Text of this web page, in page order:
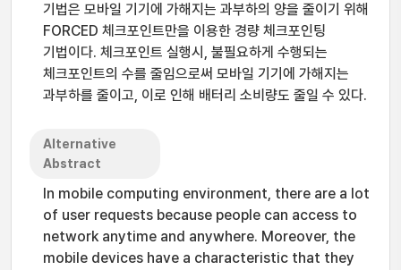
기법은 모바일 기기에 가해지는 과부하의 양을 줄이기 위해
FORCED 체크포인트만을 이용한 경량 체크포인팅
기법이다. 체크포인트 실행시, 불필요하게 수행되는
체크포인트의 수를 줄임으로써 모바일 기기에 가해지는
과부하를 줄이고, 이로 인해 배터리 소비량도 줄일 수 있다.
Alternative
Abstract
In mobile computing environment, there are a lot
of user requests because people can access to
network anytime and anywhere. Moreover, the
mobile devices have a characteristic that they